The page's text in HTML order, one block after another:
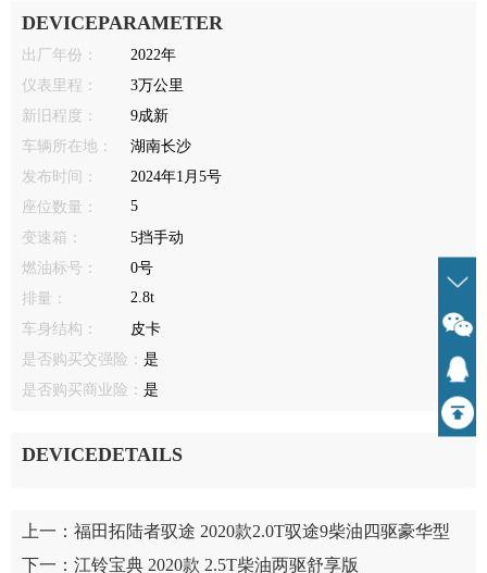
DEVICEPARAMETER
出厂年份：
2022年
仪表里程：
3万公里
新旧程度：
9成新
车辆所在地：
湖南长沙
发布时间：
2024年1月5号
座位数量：
5
变速箱：
5挡手动
燃油标号：
0号
排量：
2.8t
车身结构：
皮卡
是否购买交强险： 是
是否购买商业险： 是
DEVICEDETAILS
上一： 福田拓陆者驭途 2020款2.0T驭途9柴油四驱豪华型
下一： 江铃宝典 2020款 2.5T柴油两驱舒享版